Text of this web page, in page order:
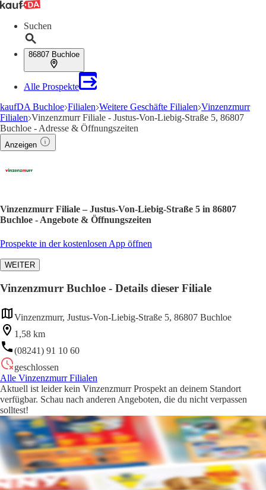
Suchen
86807 Buchloe
Alle Prospekte
kaufDA Buchloe Filialen Weitere Geschäfte Filialen Vinzenzmurr
Filialen Vinzenzmurr Filiale - Justus-Von-Liebig-Straße 5, 86807
Buchloe - Adresse & Öffnungszeiten
Anzeigen
Vinzenzmurr Filiale – Justus-Von-Liebig-Straße 5 in 86807
Buchloe - Angebote & Öffnungszeiten
Prospekte in der kostenlosen App öffnen
WEITER
Vinzenzmurr Buchloe - Details dieser Filiale
Vinzenzmurr, Justus-Von-Liebig-Straße 5, 86807 Buchloe
1,58 km
(08241) 91 10 60
geschlossen
Alle Vinzenzmurr Filialen
Aktuell ist leider kein Vinzenzmurr Prospekt an deinem Standort
verfügbar. Schau nach anderen Angeboten, die du nicht verpassen
solltest!